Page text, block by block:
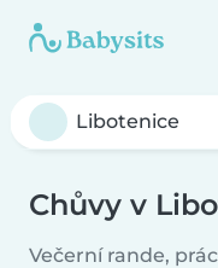
Chůvy v
Večerní rande,